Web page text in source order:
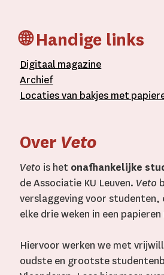
🌐 Handige links
Digitaal magazine
Archief
Locaties van bakjes met
Over Veto
Veto is het onafhankelijke
de Associatie KU Leuven. Veto
verslaggeving voor studenten,
elke drie weken in een papieren
Hiervoor werken we met
oudste en grootste